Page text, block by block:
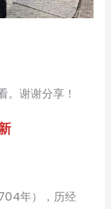
。谢谢分享！
年），历经